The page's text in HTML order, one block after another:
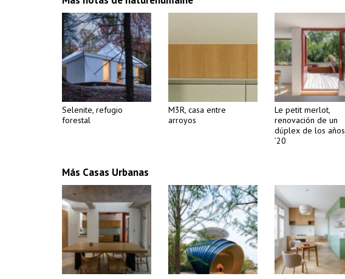
Selenite, refugio
forestal
M3R, casa entre
arroyos
Le petit merlot,
renovación de un
dúplex de los años
’20
Más Casas Urbanas